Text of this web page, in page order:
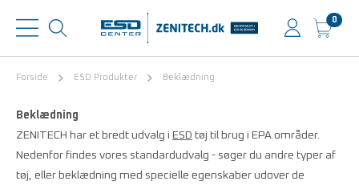
0
Forside ESD Produkter Beklædning
Beklædning
ZENITECH har et bredt udvalg i ESD tøj til brug i EPA områder.
Nedenfor findes vores standardudvalg - søger du andre typer af
tøj, eller beklædning med specielle egenskaber udover de